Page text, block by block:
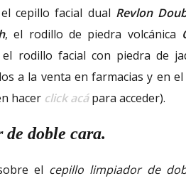
cepillo facial dual Revlon
, el rodillo de piedra volcánica
rodillo facial con piedra de
a la venta en farmacias y en el
hacer click acápara acceder).
doble cara.
el cepillo limpiador de